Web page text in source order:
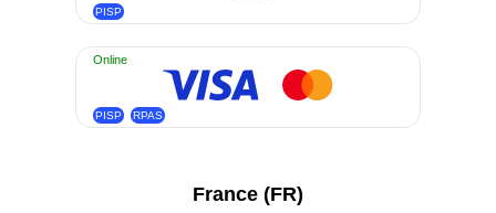
PISP
Online
PISP RPAS
France (FR)